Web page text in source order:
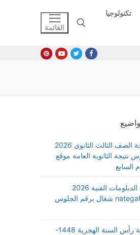
تكنولوجيا
القائمة
معرفة نتيجة الصف الثالث الثانوي 2026
نتيجة الثانوية العامة موقع
السابع
رابط نتيجة الدبلومات الفنية 2026
nategafany.emis شغال برقم الجلوس
رسائل تهنئة رأس السنة الهجرية 1448-